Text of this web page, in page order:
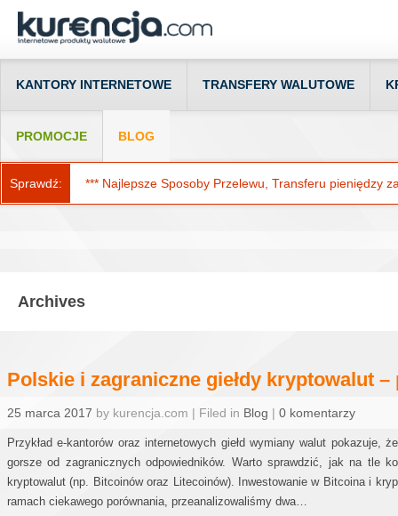
KANTORY INTERNETOWE TRANSFERY WALUTOWE
PROMOCJE BLOG
Sprawdź: *** Najlepsze Sposoby Przelewu, Transferu pieniędzy
Archives
Polskie i zagraniczne giełdy kryptowalut –
25 marca 2017 by kurencja.com | Filed in Blog | 0 komentarzy
Przykład e-kantorów oraz internetowych giełd wymiany walut
gorsze od zagranicznych odpowiedników. Warto sprawdzić, jak na tle
kryptowalut (np. Bitcoinów oraz Litecoinów). Inwestowanie w Bitcoina i
ramach ciekawego porównania, przeanalizowaliśmy dwa…